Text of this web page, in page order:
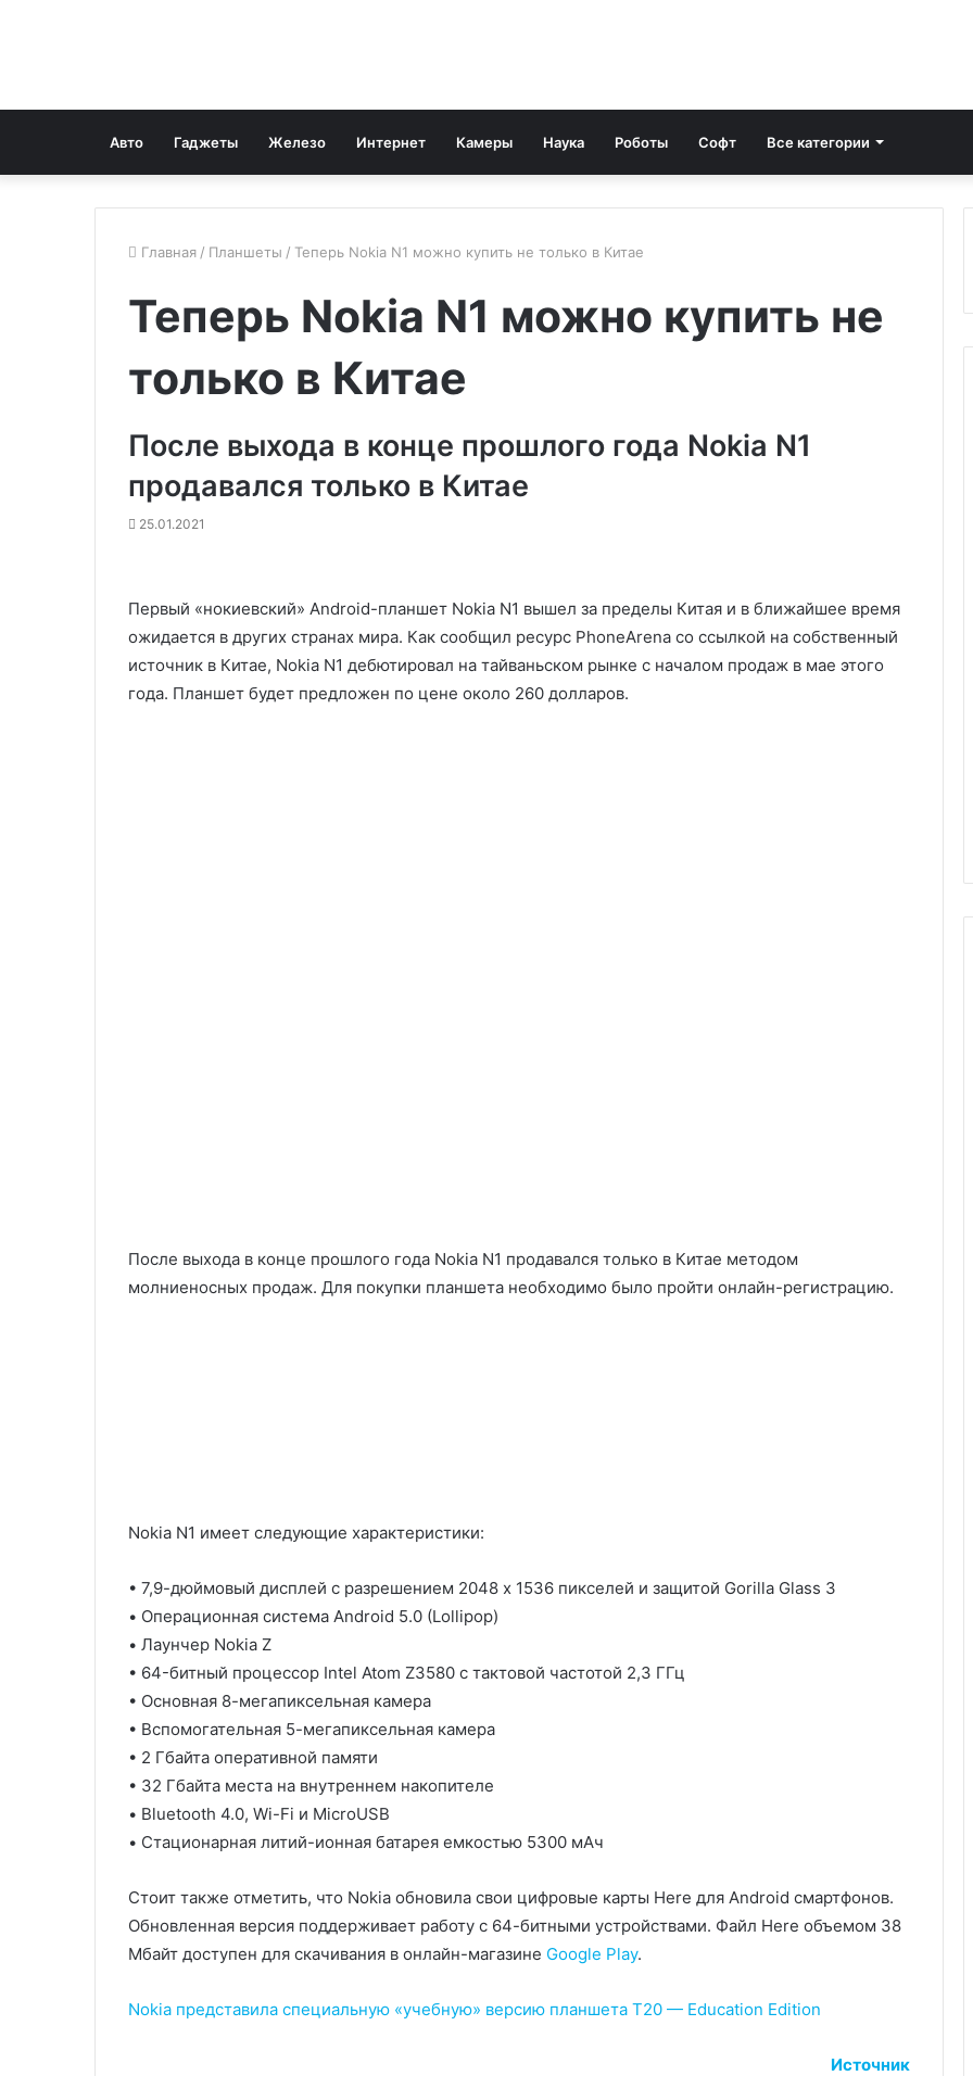
Авто Гаджеты Железо Интернет Камеры Наука Роботы Софт Все категории
Главная / Планшеты / Теперь Nokia N1 можно купить не только в Китае
Теперь Nokia N1 можно купить не
только в Китае
После выхода в конце прошлого года Nokia N1
продавался только в Китае
25.01.2021
Первый «нокиевский» Android-планшет Nokia N1 вышел за пределы Китая и в ближайшее время
ожидается в других странах мира. Как сообщил ресурс PhoneArena со ссылкой на собственный
источник в Китае, Nokia N1 дебютировал на тайваньском рынке с началом продаж в мае этого
года. Планшет будет предложен по цене около 260 долларов.
После выхода в конце прошлого года Nokia N1 продавался только в Китае методом
молниеносных продаж. Для покупки планшета необходимо было пройти онлайн-регистрацию.
Nokia N1 имеет следующие характеристики:
• 7,9-дюймовый дисплей с разрешением 2048 x 1536 пикселей и защитой Gorilla Glass 3
• Операционная система Android 5.0 (Lollipop)
• Лаунчер Nokia Z
• 64-битный процессор Intel Atom Z3580 с тактовой частотой 2,3 ГГц
• Основная 8-мегапиксельная камера
• Вспомогательная 5-мегапиксельная камера
• 2 Гбайта оперативной памяти
• 32 Гбайта места на внутреннем накопителе
• Bluetooth 4.0, Wi-Fi и MicroUSB
• Стационарная литий-ионная батарея емкостью 5300 мАч
Стоит также отметить, что Nokia обновила свои цифровые карты Here для Android смартфонов.
Обновленная версия поддерживает работу с 64-битными устройствами. Файл Here объемом 38
Мбайт доступен для скачивания в онлайн-магазине Google Play.
Nokia представила специальную «учебную» версию планшета T20 — Education Edition
Источник